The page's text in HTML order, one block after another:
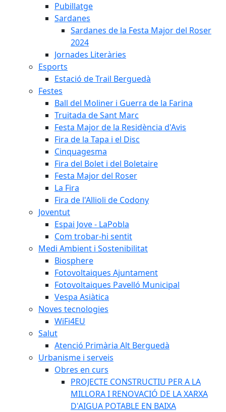
Pubillatge
Sardanes
Sardanes de la Festa Major del Roser
2024
Jornades Literàries
Esports
Estació de Trail Berguedà
Festes
Ball del Moliner i Guerra de la Farina
Truitada de Sant Marc
Festa Major de la Residència d'Avis
Fira de la Tapa i el Disc
Cinquagesma
Fira del Bolet i del Boletaire
Festa Major del Roser
La Fira
Fira de l'Allioli de Codony
Joventut
Espai Jove - LaPobla
Com trobar-hi sentit
Medi Ambient i Sostenibilitat
Biosphere
Fotovoltaiques Ajuntament
Fotovoltaiques Pavelló Municipal
Vespa Asiàtica
Noves tecnologies
WiFi4EU
Salut
Atenció Primària Alt Berguedà
Urbanisme i serveis
Obres en curs
PROJECTE CONSTRUCTIU PER A LA
MILLORA I RENOVACIÓ DE LA XARXA
D'AIGUA POTABLE EN BAIXA